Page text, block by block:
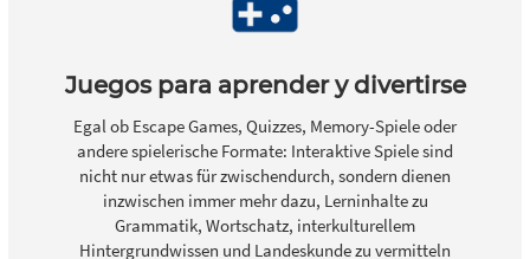
Juegos para aprender y divertirse
Egal ob Escape Games, Quizzes, Memory-Spiele oder
andere spielerische Formate: Interaktive Spiele sind
nicht nur etwas für zwischendurch, sondern dienen
inzwischen immer mehr dazu, Lerninhalte zu
Grammatik, Wortschatz, interkulturellem
Hintergrundwissen und Landeskunde zu vermitteln